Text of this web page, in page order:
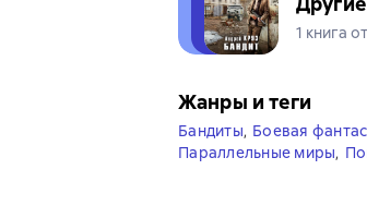
1 книга
Жанры и теги
Бандиты, Боевая
Параллельные миры,